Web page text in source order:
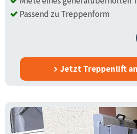
Passend zu Treppenform
Jetzt Treppenlift